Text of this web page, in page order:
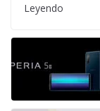
Leyendo